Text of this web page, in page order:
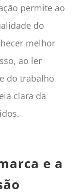
permite ao
do
melhor
ao ler
do trabalho
clara da
e a